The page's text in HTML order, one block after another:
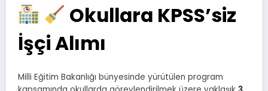
Okullara KPSS’siz
İşçi Alımı
Milli Eğitim Bakanlığı bünyesinde yürütülen program